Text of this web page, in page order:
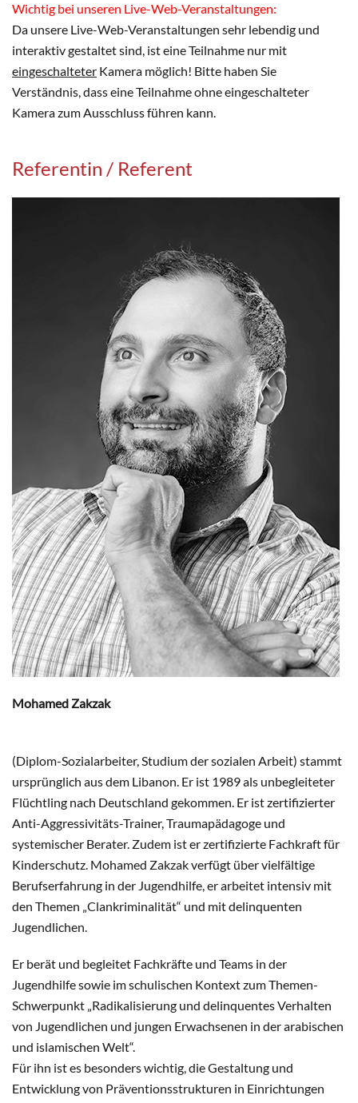
Wichtig bei unseren Live-Web-Veranstaltungen:
Da unsere Live-Web-Veranstaltungen sehr lebendig und
interaktiv gestaltet sind, ist eine Teilnahme nur mit
eingeschalteter Kamera möglich! Bitte haben Sie
Verständnis, dass eine Teilnahme ohne eingeschalteter
Kamera zum Ausschluss führen kann.
Referentin / Referent
Mohamed Zakzak
(Diplom-Sozialarbeiter, Studium der sozialen Arbeit) stammt
ursprünglich aus dem Libanon. Er ist 1989 als unbegleiteter
Flüchtling nach Deutschland gekommen. Er ist zertifizierter
Anti-Aggressivitäts-Trainer, Traumapädagoge und
systemischer Berater. Zudem ist er zertifizierte Fachkraft für
Kinderschutz. Mohamed Zakzak verfügt über vielfältige
Berufserfahrung in der Jugendhilfe, er arbeitet intensiv mit
den Themen „Clankriminalität“ und mit delinquenten
Jugendlichen.
Er berät und begleitet Fachkräfte und Teams in der
Jugendhilfe sowie im schulischen Kontext zum Themen-
Schwerpunkt „Radikalisierung und delinquentes Verhalten
von Jugendlichen und jungen Erwachsenen in der arabischen
und islamischen Welt“.
Für ihn ist es besonders wichtig, die Gestaltung und
Entwicklung von Präventionsstrukturen in Einrichtungen